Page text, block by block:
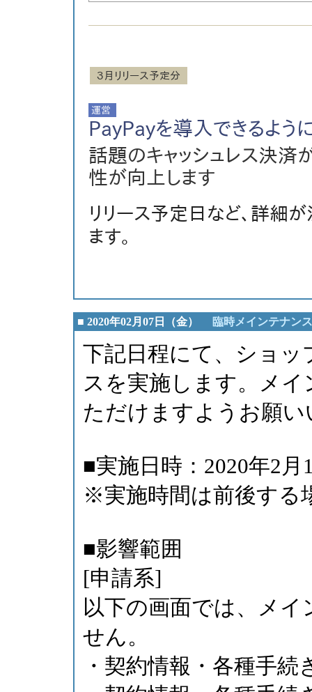
３月リリース予定分
PayPayを導入できるよう
話題のキャッシュレス決済
性が向上します
リリース予定日など、詳細
ます。
■ 2020年02月07日（金） 臨時メインテナン
下記日程にて、ショ
スを実施します。メ
ただけますようお願
■実施日時：2020年2月
※実施時間は前後する
■影響範囲
[申請系]
以下の画面では、メ
せん。
・契約情報・各種手